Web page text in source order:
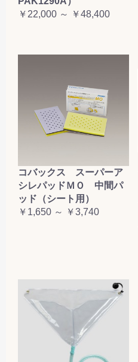
￥22,000 ～ ￥48,400
コバックス スーパーア
シレパッドＭＯ 中間パ
ッド（シート用）
￥1,650 ～ ￥3,740